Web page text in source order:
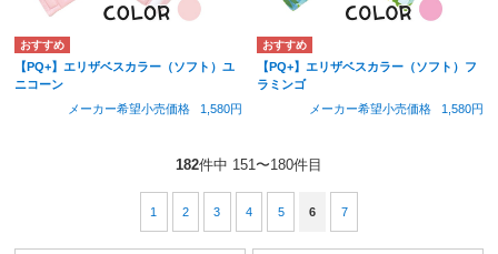
【PQ+】エリザベスカラー（ソフト）ユ
ニコーン
メーカー希望小売価格
1,580円
【PQ+】エリザベスカラー（ソフト）フ
ラミンゴ
メーカー希望小売価格
1,580円
182件中 151〜180件目
1 2 3 4 5 6 7